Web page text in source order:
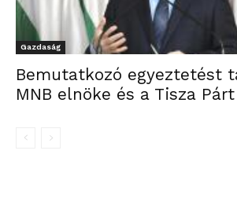
Gazdaság
Bemutatkozó egyeztetést
MNB elnöke és a Tisza